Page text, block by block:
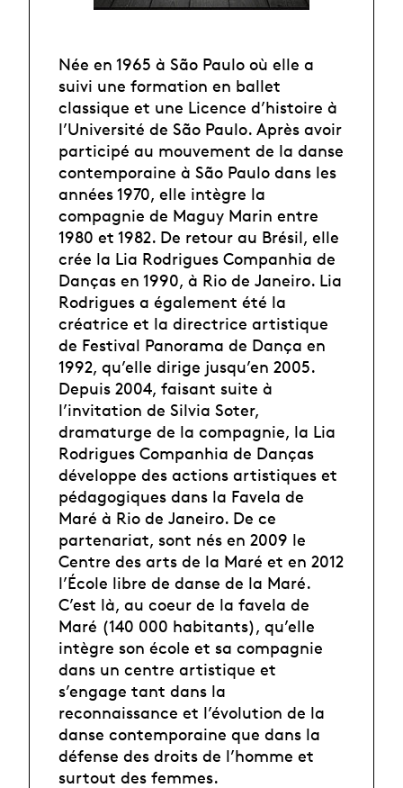
Née en 1965 à São Paulo où elle a
suivi une formation en ballet
classique et une Licence d’histoire à
l’Université de São Paulo. Après avoir
participé au mouvement de la danse
contemporaine à São Paulo dans les
années 1970, elle intègre la
compagnie de Maguy Marin entre
1980 et 1982. De retour au Brésil, elle
crée la Lia Rodrigues Companhia de
Danças en 1990, à Rio de Janeiro. Lia
Rodrigues a également été la
créatrice et la directrice artistique
de Festival Panorama de Dança en
1992, qu’elle dirige jusqu’en 2005.
Depuis 2004, faisant suite à
l’invitation de Silvia Soter,
dramaturge de la compagnie, la Lia
Rodrigues Companhia de Danças
développe des actions artistiques et
pédagogiques dans la Favela de
Maré à Rio de Janeiro. De ce
partenariat, sont nés en 2009 le
Centre des arts de la Maré et en 2012
l’École libre de danse de la Maré.
C’est là, au coeur de la favela de
Maré (140 000 habitants), qu’elle
intègre son école et sa compagnie
dans un centre artistique et
s’engage tant dans la
reconnaissance et l’évolution de la
danse contemporaine que dans la
défense des droits de l’homme et
surtout des femmes.